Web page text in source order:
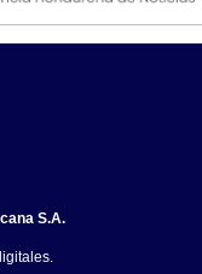
S.A.